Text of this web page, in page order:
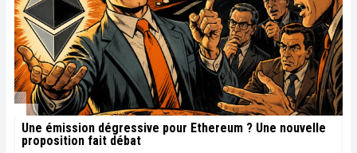
Une émission dégressive pour Ethereum ? Une nouvelle
proposition fait débat